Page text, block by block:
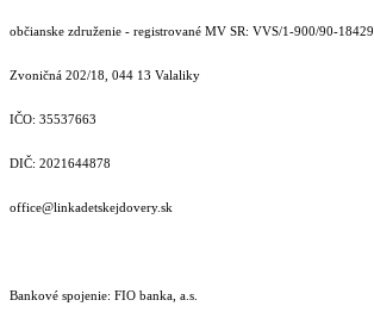
občianske združenie - registrované MV SR: VVS/1-900/90-18429
Zvoničná 202/18, 044 13 Valaliky
IČO: 35537663
DIČ: 2021644878
office@linkadetskejdovery.sk
Bankové spojenie: FIO banka, a.s.